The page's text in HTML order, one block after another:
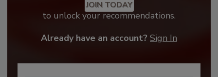
JOIN TODAY
to unlock your recommendations.
Already have an account? Sign In